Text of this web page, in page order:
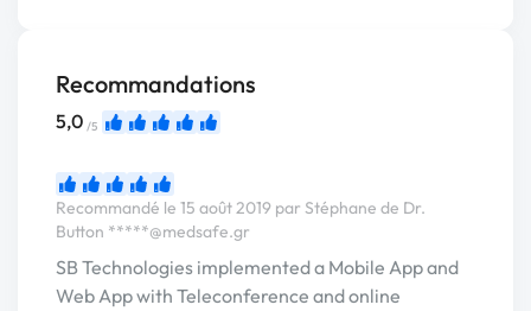
Recommandations
5,0 /5
Recommandé le 15 août 2019 par Stéphane de Dr.
Button *****@medsafe.gr
SB Technologies implemented a Mobile App and
Web App with Teleconference and online